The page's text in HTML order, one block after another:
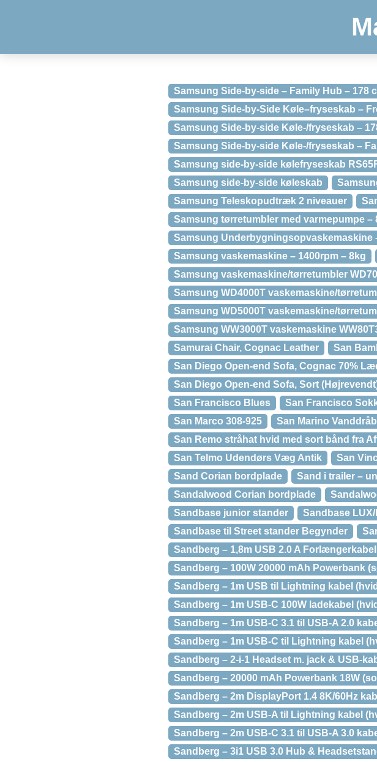
Samsung Side-by-side – Family Hub – 178
Samsung Side-by-Side Køle–fryseskab –
Samsung Side-by-side Køle-/fryseskab –
Samsung Side-by-side Køle-/fryseskab –
Samsung side-by-side kølefryseskab
Samsung side-by-side køleskab
Samsung Teleskopudtræk 2 niveauer
Samsung tørretumbler med varmepumpe –
Samsung Underbygningsopvaskemaskine
Samsung vaskemaskine – 1400rpm – 8kg
Samsung vaskemaskine/tørretumbler
Samsung WD4000T vaskemaskine/
Samsung WD5000T vaskemaskine/
Samsung WW3000T vaskemaskine
Samurai Chair, Cognac Leather
San
San Diego Open-end Sofa, Cognac 70%
San Diego Open-end Sofa, Sort
San Francisco Blues
San Francisco
San Marco 308-925
San Marino
San Remo stråhat hvid med sort bånd fra
San Telmo Udendørs Væg Antik
San
Sand Corian bordplade
Sand i trailer –
Sandalwood Corian bordplade
Sandbase junior stander
Sandbase LUX/
Sandbase til Street stander Begynder
Sandberg – 1,8m USB 2.0 A
Sandberg – 100W 20000 mAh Powerbank
Sandberg – 1m USB til Lightning kabel
Sandberg – 1m USB-C 100W ladekabel
Sandberg – 1m USB-C 3.1 til USB-A 2.0
Sandberg – 1m USB-C til Lightning kabel
Sandberg – 2-i-1 Headset m. jack & USB-
Sandberg – 20000 mAh Powerbank 18W
Sandberg – 2m DisplayPort 1.4 8K/60Hz
Sandberg – 2m USB-A til Lightning kabel
Sandberg – 2m USB-C 3.1 til USB-A 3.0
Sandberg – 3i1 USB 3.0 Hub &